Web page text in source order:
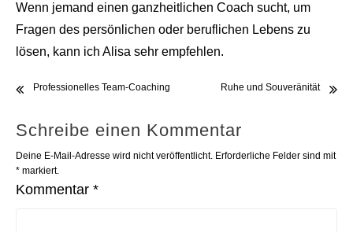
Wenn jemand einen ganzheitlichen Coach sucht, um
Fragen des persönlichen oder beruflichen Lebens zu
lösen, kann ich Alisa sehr empfehlen.
Beitrags-
Navigation
Professionelles Team-Coaching Ruhe und Souveränität
Schreibe einen Kommentar
Deine E-Mail-Adresse wird nicht veröffentlicht. Erforderliche Felder sind mit
* markiert.
Kommentar *